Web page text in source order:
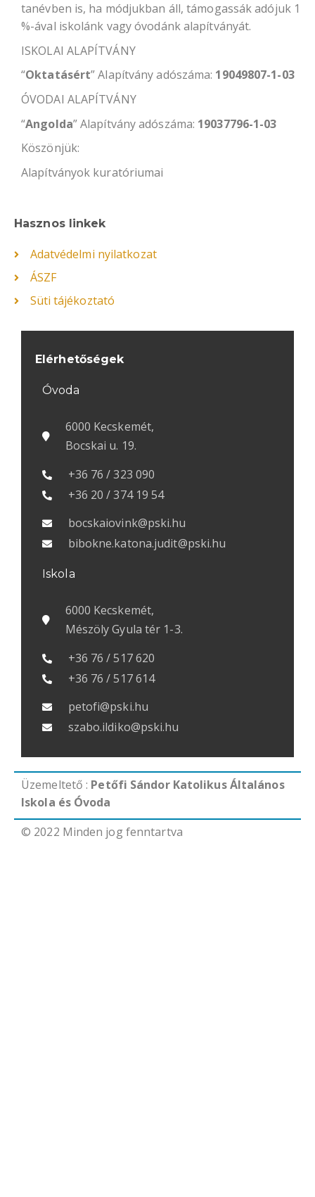
tanévben is, ha módjukban áll, támogassák adójuk 1
%-ával iskolánk vagy óvodánk alapítványát.
ISKOLAI ALAPÍTVÁNY
“Oktatásért” Alapítvány adószáma: 19049807-1-03
ÓVODAI ALAPÍTVÁNY
“Angolda” Alapítvány adószáma: 19037796-1-03
Köszönjük:
Alapítványok kuratóriumai
Hasznos linkek
Adatvédelmi nyilatkozat
ÁSZF
Süti tájékoztató
Elérhetőségek
Óvoda
6000 Kecskemét,
Bocskai u. 19.
+36 76 / 323 090
+36 20 / 374 19 54
bocskaiovink@pski.hu
bibokne.katona.judit@pski.hu
Iskola
6000 Kecskemét,
Mészöly Gyula tér 1-3.
+36 76 / 517 620
+36 76 / 517 614
petofi@pski.hu
szabo.ildiko@pski.hu
Üzemeltető : Petőfi Sándor Katolikus Általános
Iskola és Óvoda
© 2022 Minden jog fenntartva